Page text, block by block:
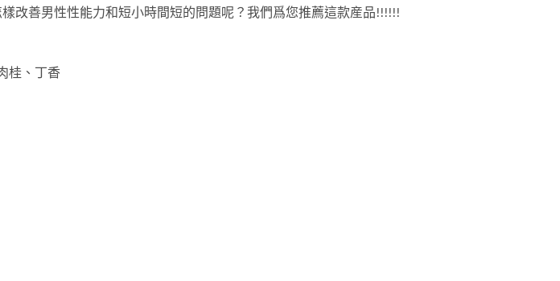
改善男性性能力和短小時間短的問題呢？我們爲您推薦這款産品!!!!!!
桂、丁香